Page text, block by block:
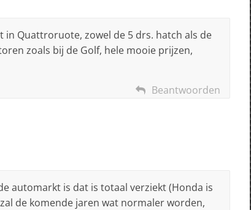
in Quattroruote, zowel de 5 drs. hatch als de
zoals bij de Golf, hele mooie prijzen,
Beantwoorden
automarkt is dat is totaal verziekt (Honda is
de komende jaren wat normaler worden,